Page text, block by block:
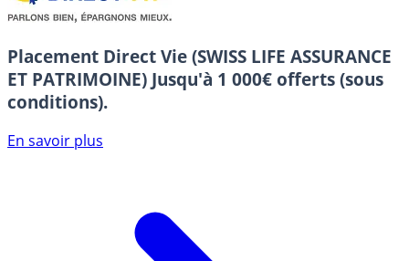
Placement Direct Vie (SWISS LIFE ASSURANCE
ET PATRIMOINE) Jusqu'à 1 000€ offerts (sous
conditions).
En savoir plus